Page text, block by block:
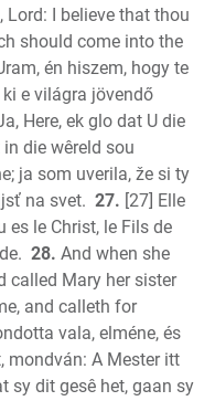
Lord: I believe that thou
should come into the
én hiszem, hogy te
e világra jövendő
Here, ek glo dat U die
die wêreld sou
ja som uverila, že si ty
na svet. 27. [27] Elle
es le Christ, le Fils de
28. And when she
called Mary her sister
and calleth for
vala, elméne, és
mondván: A Mester itt
sy dit gesê het, gaan sy